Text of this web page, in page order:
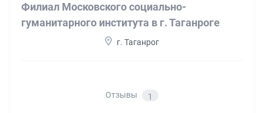
Филиал Московского социально-
гуманитарного института в г. Таганроге
г. Таганрог
Отзывы 1